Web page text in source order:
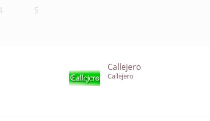
5
Callejero
Callejero